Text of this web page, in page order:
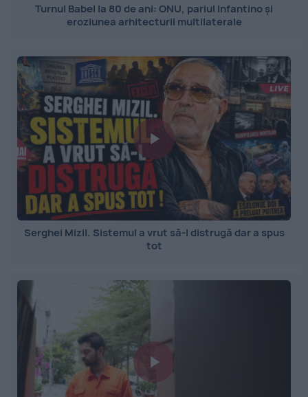
Turnul Babel la 80 de ani: ONU, pariul Infantino și
eroziunea arhitecturii multilaterale
Serghei Mizil. Sistemul a vrut să-l distrugă dar a spus
tot